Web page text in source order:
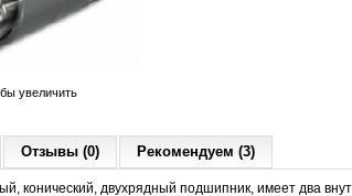
увеличить
Отзывы (0) Рекомендуем (3)
конический, двухрядный подшипник, имеет два